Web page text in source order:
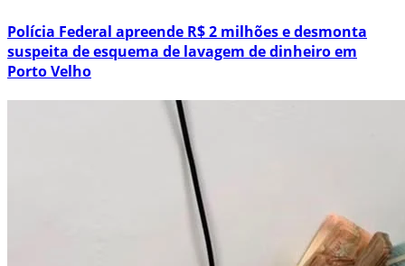
Polícia Federal apreende R$ 2 milhões e desmonta
suspeita de esquema de lavagem de dinheiro em
Porto Velho